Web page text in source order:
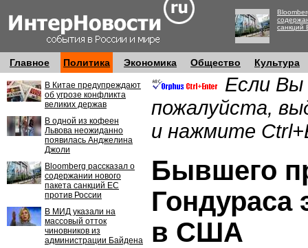
санкций
Главное Политика Экономика Общество Культура
В Китае предупреждают
об угрозе конфликта
великих держав
В одной из кофеен
Львова неожиданно
появилась Анджелина
Джоли
Bloomberg рассказал о
содержании нового
пакета санкций ЕС
против России
В МИД указали на
массовый отток
чиновников из
администрации Байдена
Если Вы
пожалуйста,
и нажмите
Бывшего
Гондураса
в США